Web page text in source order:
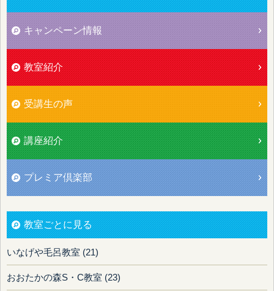
キャンペーン情報
教室紹介
受講生の声
講座紹介
プレミア倶楽部
教室ごとに見る
いなげや毛呂教室 (21)
おおたかの森S・C教室 (23)